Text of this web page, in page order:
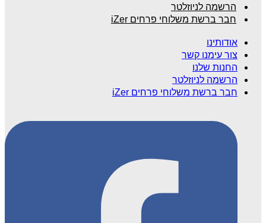
הרשמה לניוזלטר
חבר ברשת משלוחי פרחים iZer
אודותינו
צור עימנו קשר
החנות שלנו
הרשמה לניוזלטר
חבר ברשת משלוחי פרחים iZer